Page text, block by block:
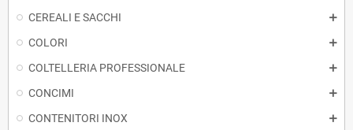
CEREALI E SACCHI
COLORI
COLTELLERIA PROFESSIONALE
CONCIMI
CONTENITORI INOX